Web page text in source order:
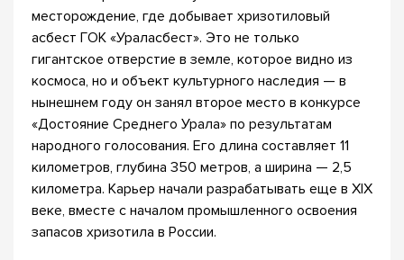
месторождение, где добывает хризотиловый
асбест ГОК «Ураласбест». Это не только
гигантское отверстие в земле, которое видно из
космоса, но и объект культурного наследия — в
нынешнем году он занял второе место в конкурсе
«Достояние Среднего Урала» по результатам
народного голосования. Его длина составляет 11
километров, глубина 350 метров, а ширина — 2,5
километра. Карьер начали разрабатывать еще в XIX
веке, вместе с началом промышленного освоения
запасов хризотила в России.